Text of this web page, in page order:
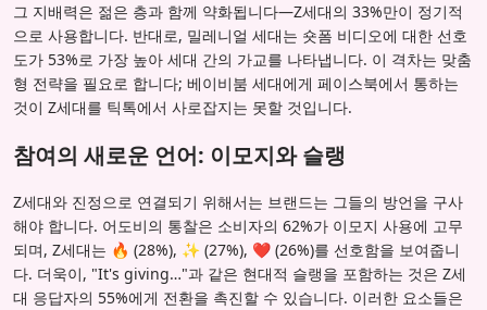
그 지배력은 젊은 층과 함께 약화됩니다—Z세대의 33%만이 정기적
으로 사용합니다. 반대로, 밀레니얼 세대는 숏폼 비디오에 대한 선호
도가 53%로 가장 높아 세대 간의 가교를 나타냅니다. 이 격차는 맞춤
형 전략을 필요로 합니다; 베이비붐 세대에게 페이스북에서 통하는
것이 Z세대를 틱톡에서 사로잡지는 못할 것입니다.
참여의 새로운 언어: 이모지와 슬랭
Z세대와 진정으로 연결되기 위해서는 브랜드는 그들의 방언을 구사
해야 합니다. 어도비의 통찰은 소비자의 62%가 이모지 사용에 고무
되며, Z세대는 🔥 (28%), ✨ (27%), ❤️ (26%)를 선호함을 보여줍니
다. 더욱이, "It's giving…"과 같은 현대적 슬랭을 포함하는 것은 Z세
대 응답자의 55%에게 전환을 촉진할 수 있습니다. 이러한 요소들은